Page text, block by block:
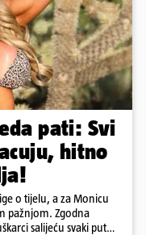
pati: Svi
hitno
o tijelu, a za Monicu
pažnjom. Zgodna
salijeću svaki put